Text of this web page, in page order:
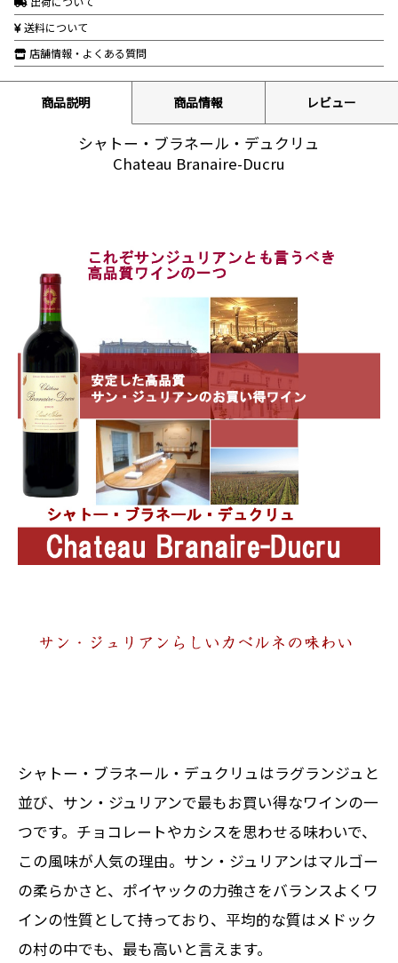
送料について
店舗情報・よくある質問
商品説明 商品情報 レビュー
シャトー・ブラネール・デュクリュ
Chateau Branaire-Ducru
シャトー・ブラネール・デュクリュはラグランジュと
並び、サン・ジュリアンで最もお買い得なワインの一
つです。チョコレートやカシスを思わせる味わいで、
この風味が人気の理由。サン・ジュリアンはマルゴー
の柔らかさと、ポイヤックの力強さをバランスよくワ
インの性質として持っており、平均的な質はメドック
の村の中でも、最も高いと言えます。